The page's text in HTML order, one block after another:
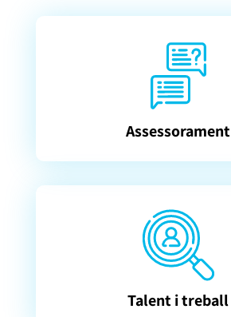
Assessorament
Talent i treball